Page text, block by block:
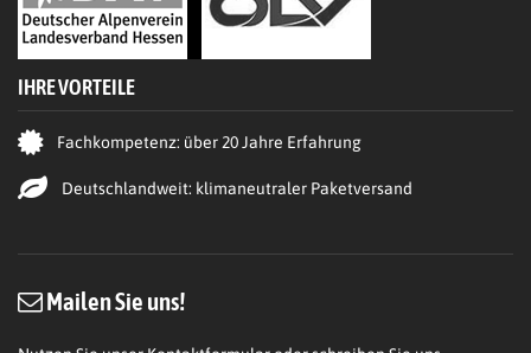
IHRE VORTEILE
Fachkompetenz: über 20 Jahre Erfahrung
Deutschlandweit: klimaneutraler Paketversand
Mailen Sie uns!